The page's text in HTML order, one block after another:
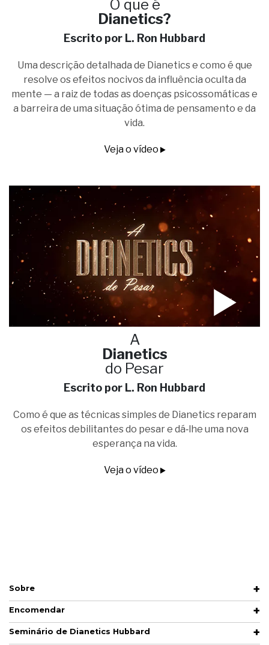
O que é
Dianetics?
Escrito por L. Ron Hubbard
Uma descrição detalhada de Dianetics e como é que
resolve os efeitos nocivos da influência oculta da
mente — a raiz de todas as doenças psicossomáticas e
a barreira de uma situação ótima de pensamento e da
vida.
Veja o vídeo
A
Dianetics
do Pesar
Escrito por L. Ron Hubbard
Como é que as técnicas simples de Dianetics reparam
os efeitos debilitantes do pesar e dá‑lhe uma nova
esperança na vida.
Veja o vídeo
Sobre
Encomendar
Seminário de Dianetics Hubbard